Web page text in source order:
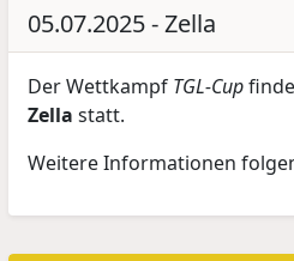
05.07.2025 - Zella
Der Wettkampf TGL-Cup
Zella statt.
Weitere Informationen